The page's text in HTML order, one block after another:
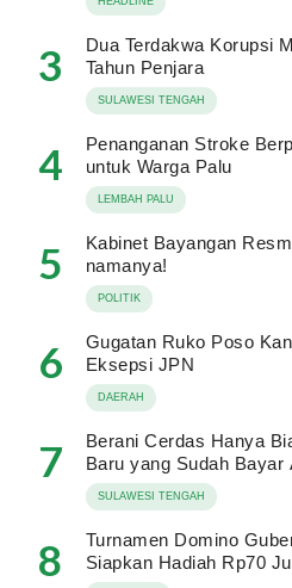
3
Dua Terdakwa Korupsi
Tahun Penjara
SULAWESI TENGAH
4
Penanganan Stroke
untuk Warga Palu
LEMBAH PALU
5
Kabinet Bayangan
namanya!
POLITIK
6
Gugatan Ruko Poso
Eksepsi JPN
DAERAH
7
Berani Cerdas Hanya
Baru yang Sudah Bayar
SULAWESI TENGAH
8
Turnamen Domino
Siapkan Hadiah Rp70